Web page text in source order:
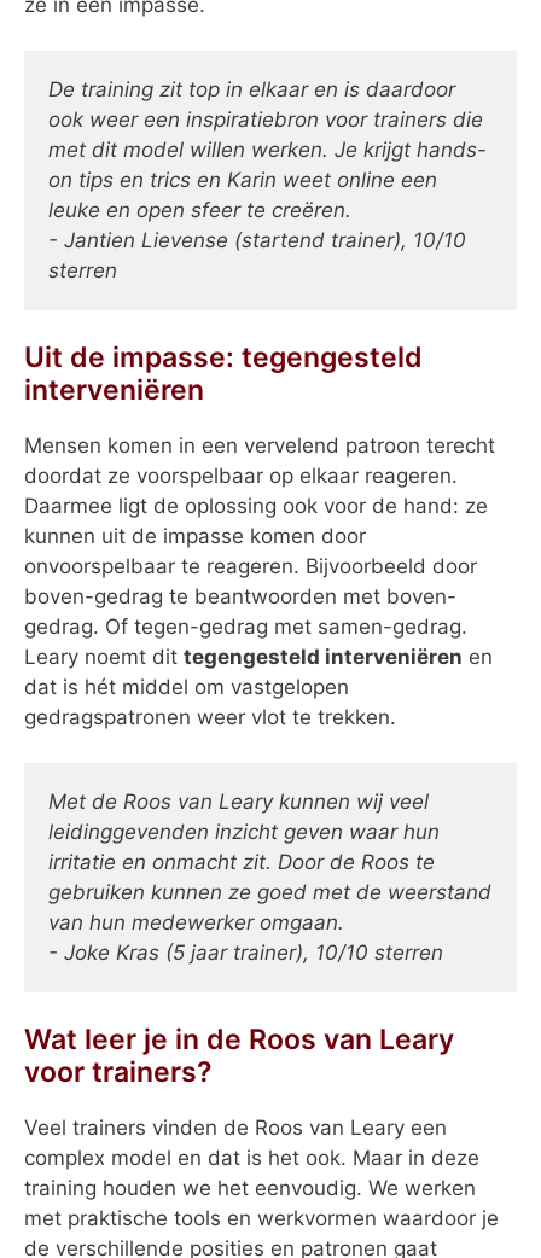
De training zit top in elkaar en is daardoor
ook weer een inspiratiebron voor trainers die
met dit model willen werken. Je krijgt hands-
on tips en trics en Karin weet online een
leuke en open sfeer te creëren.
- Jantien Lievense (startend trainer), 10/10
sterren
Uit de impasse: tegengesteld
interveniëren
Mensen komen in een vervelend patroon terecht
doordat ze voorspelbaar op elkaar reageren.
Daarmee ligt de oplossing ook voor de hand: ze
kunnen uit de impasse komen door
onvoorspelbaar te reageren. Bijvoorbeeld door
boven-gedrag te beantwoorden met boven-
gedrag. Of tegen-gedrag met samen-gedrag.
Leary noemt dit tegengesteld interveniëren en
dat is hét middel om vastgelopen
gedragspatronen weer vlot te trekken.
Met de Roos van Leary kunnen wij veel
leidinggevenden inzicht geven waar hun
irritatie en onmacht zit. Door de Roos te
gebruiken kunnen ze goed met de weerstand
van hun medewerker omgaan.
- Joke Kras (5 jaar trainer), 10/10 sterren
Wat leer je in de Roos van Leary
voor trainers?
Veel trainers vinden de Roos van Leary een
complex model en dat is het ook. Maar in deze
training houden we het eenvoudig. We werken
met praktische tools en werkvormen waardoor je
de verschillende posities en patronen gaat